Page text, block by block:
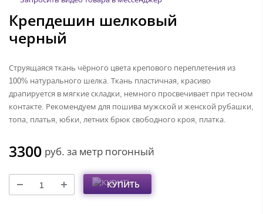
Крепдешин шелковый
черный
Струящаяся ткань чёрного цвета крепового переплетения из
100% натурального шелка. Ткань пластичная, красиво
драпируется в мягкие складки, немного просвечивает при тесном
контакте. Рекомендуем для пошива мужской и женской рубашки,
топа, платья, юбки, летних брюк свободного кроя, платка.
3300 руб. за метр погонный
КУПИТЬ